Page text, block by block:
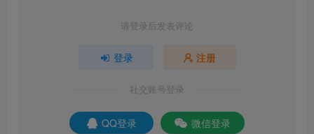
请登录后发表评论
登录 注册
社交账号登录
QQ登录 微信登录